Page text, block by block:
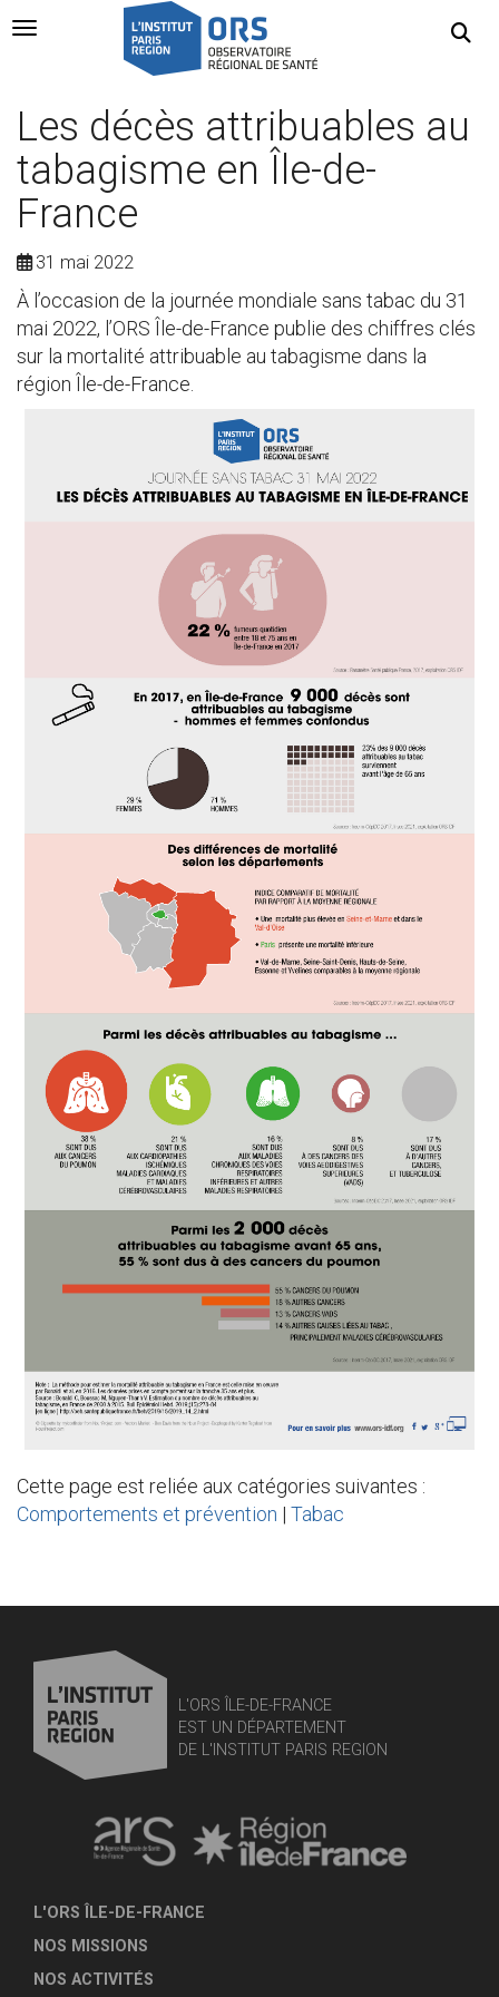
Navigation Toggle
Les décès attribuables au
tabagisme en Île-de-
France
31 mai 2022
À l’occasion de la journée mondiale sans tabac du 31
mai 2022, l’ORS Île-de-France publie des chiffres clés
sur la mortalité attribuable au tabagisme dans la
région Île-de-France.
Cette page est reliée aux catégories suivantes :
Comportements et prévention | Tabac
L'ORS ÎLE-DE-FRANCE
EST UN DÉPARTEMENT
DE L'INSTITUT PARIS REGION
L'ORS ÎLE-DE-FRANCE
NOS MISSIONS
NOS ACTIVITÉS